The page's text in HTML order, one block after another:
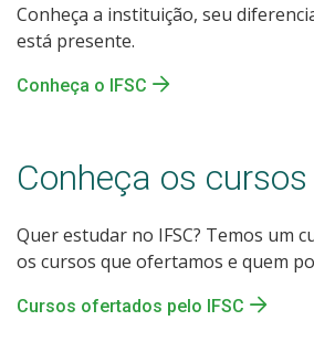
Conheça a instituição, seu
está presente.
Conheça o IFSC
Conheça os cursos
Quer estudar no IFSC? Temos um
os cursos que ofertamos e quem
Cursos ofertados pelo IFSC